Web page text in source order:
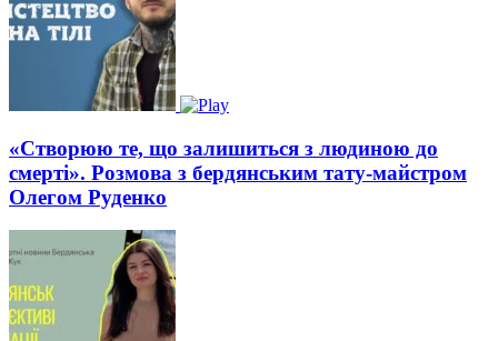
«Створюю те, що залишиться з людиною до
смерті». Розмова з бердянським тату-майстром
Олегом Руденко